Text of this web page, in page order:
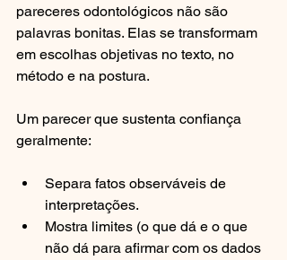
pareceres odontológicos não são
palavras bonitas. Elas se transformam
em escolhas objetivas no texto, no
método e na postura.
Um parecer que sustenta confiança
geralmente:
Separa fatos observáveis de
interpretações.
Mostra limites (o que dá e o que
não dá para afirmar com os dados